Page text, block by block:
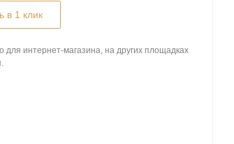
в 1 клик
для интернет-магазина, на других площадках